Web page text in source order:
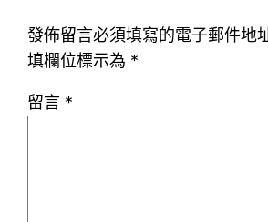
發佈留言必須填寫的電子郵件地
填欄位標示為 *
留言 *